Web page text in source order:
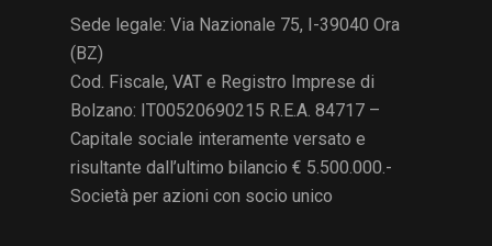
Sede legale: Via Nazionale 75, I-39040 Ora
(BZ)
Cod. Fiscale, VAT e Registro Imprese di
Bolzano: IT00520690215 R.E.A. 84717 –
Capitale sociale interamente versato e
risultante dall’ultimo bilancio € 5.500.000.-
Società per azioni con socio unico